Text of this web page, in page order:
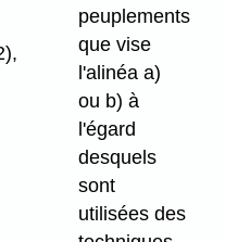
peuplements
que vise
l'alinéa a)
ou b) à
l'égard
desquels
sont
utilisées des